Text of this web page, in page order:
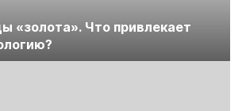
«золота». Что привлекает